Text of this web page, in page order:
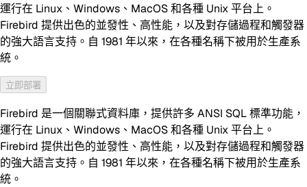
運行在 Linux、Windows、MacOS 和各種 Unix 平台上。
Firebird 提供出色的並發性、高性能，以及對存儲過程和觸發器
的強大語言支持。自 1981 年以來，在各種名稱下被用於生產系
統。
立即部署
Firebird 是一個關聯式資料庫，提供許多 ANSI SQL 標準功能，
運行在 Linux、Windows、MacOS 和各種 Unix 平台上。
Firebird 提供出色的並發性、高性能，以及對存儲過程和觸發器
的強大語言支持。自 1981 年以來，在各種名稱下被用於生產系
統。